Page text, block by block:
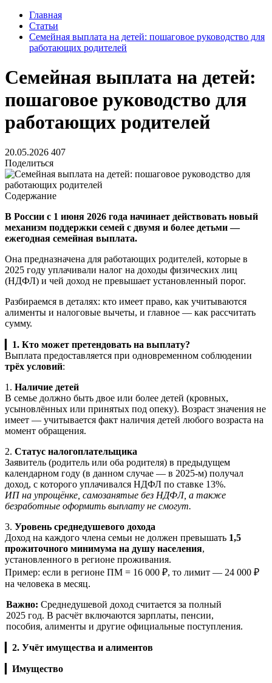
Главная
Статьи
Семейная выплата на детей: пошаговое руководство для
работающих родителей
Семейная выплата на детей:
пошаговое руководство для
работающих родителей
20.05.2026 407
Поделиться
Содержание
В России с 1 июня 2026 года начинает действовать новый
механизм поддержки семей с двумя и более детьми —
ежегодная семейная выплата.
Она предназначена для работающих родителей, которые в
2025 году уплачивали налог на доходы физических лиц
(НДФЛ) и чей доход не превышает установленный порог.
Разбираемся в деталях: кто имеет право, как учитываются
алименты и налоговые вычеты, и главное — как рассчитать
сумму.
1. Кто может претендовать на выплату?
Выплата предоставляется при одновременном соблюдении
трёх условий:
1. Наличие детей
В семье должно быть двое или более детей (кровных,
усыновлённых или принятых под опеку). Возраст значения не
имеет — учитывается факт наличия детей любого возраста на
момент обращения.
2. Статус налогоплательщика
Заявитель (родитель или оба родителя) в предыдущем
календарном году (в данном случае — в 2025-м) получал
доход, с которого уплачивался НДФЛ по ставке 13%.
ИП на упрощёнке, самозанятые без НДФЛ, а также
безработные оформить выплату не смогут.
3. Уровень среднедушевого дохода
Доход на каждого члена семьи не должен превышать 1,5
прожиточного минимума на душу населения,
установленного в регионе проживания.
Пример: если в регионе ПМ = 16 000 ₽, то лимит — 24 000 ₽
на человека в месяц.
Важно: Среднедушевой доход считается за полный
2025 год. В расчёт включаются зарплаты, пенсии,
пособия, алименты и другие официальные поступления.
2. Учёт имущества и алиментов
Имущество